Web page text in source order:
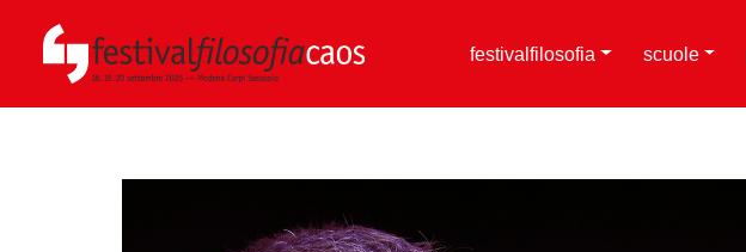
festivalfilosofia scuole